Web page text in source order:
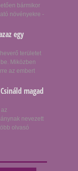
bármikor
növényekre -
egy
területet
Miközben
az embert
magad
nevezett
olvasó